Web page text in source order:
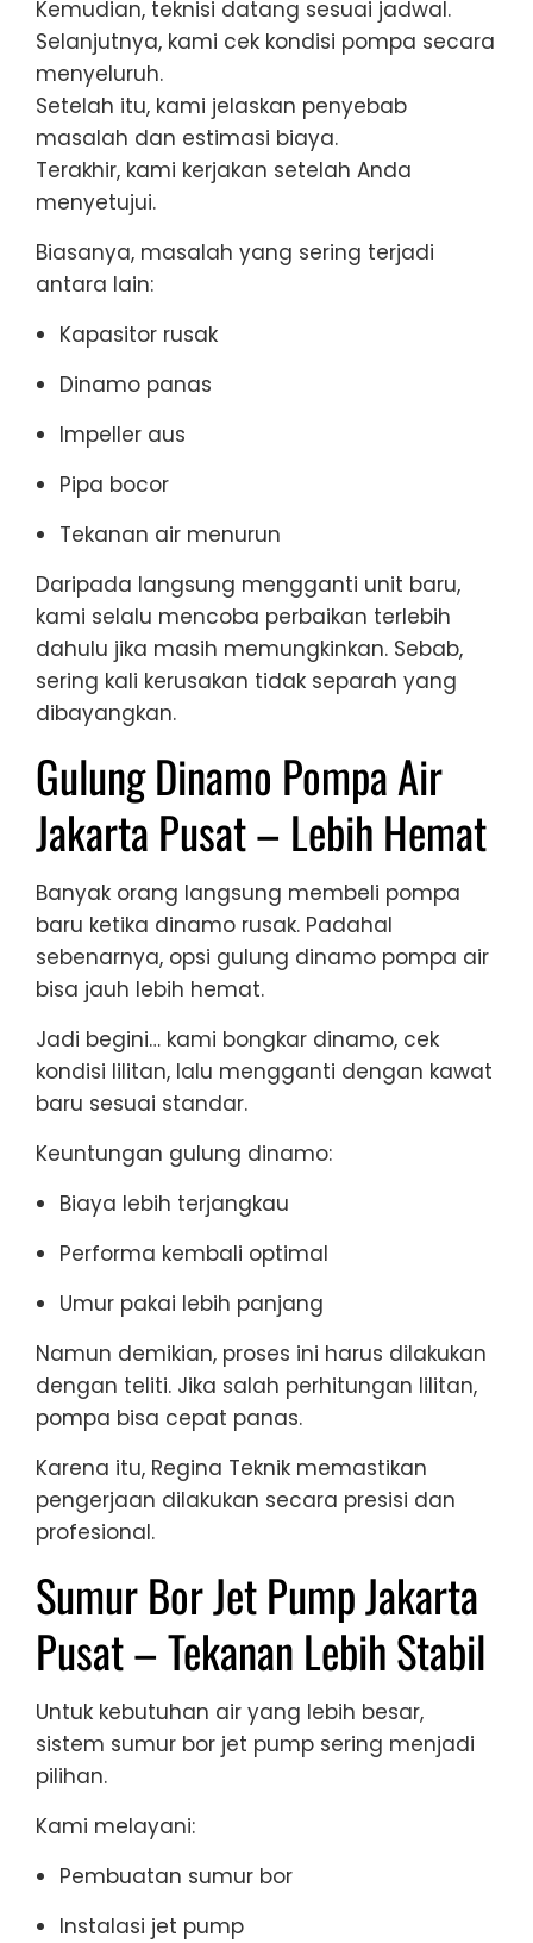
Kemudian, teknisi datang sesuai jadwal.
Selanjutnya, kami cek kondisi pompa secara
menyeluruh.
Setelah itu, kami jelaskan penyebab
masalah dan estimasi biaya.
Terakhir, kami kerjakan setelah Anda
menyetujui.
Biasanya, masalah yang sering terjadi
antara lain:
Kapasitor rusak
Dinamo panas
Impeller aus
Pipa bocor
Tekanan air menurun
Daripada langsung mengganti unit baru,
kami selalu mencoba perbaikan terlebih
dahulu jika masih memungkinkan. Sebab,
sering kali kerusakan tidak separah yang
dibayangkan.
Gulung Dinamo Pompa Air
Jakarta Pusat – Lebih Hemat
Banyak orang langsung membeli pompa
baru ketika dinamo rusak. Padahal
sebenarnya, opsi gulung dinamo pompa air
bisa jauh lebih hemat.
Jadi begini… kami bongkar dinamo, cek
kondisi lilitan, lalu mengganti dengan kawat
baru sesuai standar.
Keuntungan gulung dinamo:
Biaya lebih terjangkau
Performa kembali optimal
Umur pakai lebih panjang
Namun demikian, proses ini harus dilakukan
dengan teliti. Jika salah perhitungan lilitan,
pompa bisa cepat panas.
Karena itu, Regina Teknik memastikan
pengerjaan dilakukan secara presisi dan
profesional.
Sumur Bor Jet Pump Jakarta
Pusat – Tekanan Lebih Stabil
Untuk kebutuhan air yang lebih besar,
sistem sumur bor jet pump sering menjadi
pilihan.
Kami melayani:
Pembuatan sumur bor
Instalasi jet pump